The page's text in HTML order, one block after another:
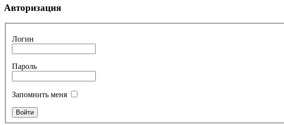
Авторизация
Логин
Пароль
Запомнить меня